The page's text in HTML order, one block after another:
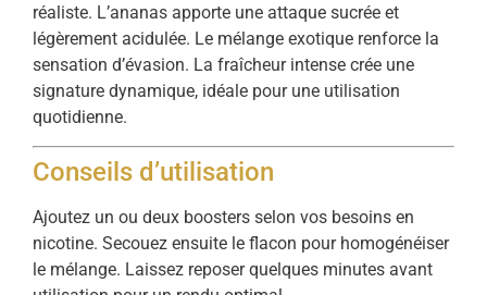
réaliste. L’ananas apporte une attaque sucrée et
légèrement acidulée. Le mélange exotique renforce la
sensation d’évasion. La fraîcheur intense crée une
signature dynamique, idéale pour une utilisation
quotidienne.
Conseils d’utilisation
Ajoutez un ou deux boosters selon vos besoins en
nicotine. Secouez ensuite le flacon pour homogénéiser
le mélange. Laissez reposer quelques minutes avant